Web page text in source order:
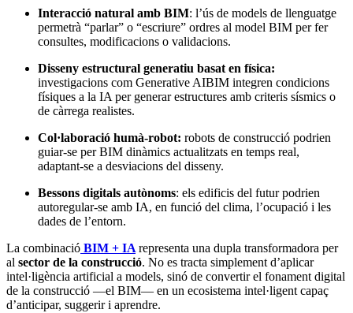
Interacció natural amb BIM: l’ús de models de llenguatge
permetrà “parlar” o “escriure” ordres al model BIM per fer
consultes, modificacions o validacions.
Disseny estructural generatiu basat en física:
investigacions com Generative AIBIM integren condicions
físiques a la IA per generar estructures amb criteris sísmics o
de càrrega realistes.
Col·laboració humà-robot: robots de construcció podrien
guiar-se per BIM dinàmics actualitzats en temps real,
adaptant-se a desviacions del disseny.
Bessons digitals autònoms: els edificis del futur podrien
autoregular-se amb IA, en funció del clima, l’ocupació i les
dades de l’entorn.
La combinació BIM + IA representa una dupla transformadora per
al sector de la construcció. No es tracta simplement d’aplicar
intel·ligència artificial a models, sinó de convertir el fonament digital
de la construcció —el BIM— en un ecosistema intel·ligent capaç
d’anticipar, suggerir i aprendre.